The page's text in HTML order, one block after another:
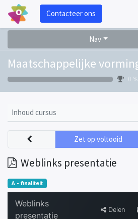
Contacteer ons
Nav
Maatschappelijke
0 %
Inhoud cursus
Weblinks presentatie
Zet op voltooid
A - finaliteit